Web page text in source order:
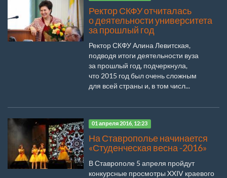
Ректор СКФУ отчиталась
о деятельности университета
за прошлый год
Ректор СКФУ Алина Левитская,
подводя итоги деятельности вуза
за прошлый год, подчеркнула,
что 2015 год был очень сложным
для всей страны и, в том числ...
01 апреля 2016, 12:23
На Ставрополье начинается
«Студенческая весна -2016»
В Ставрополе 5 апреля пройдут
конкурсные просмотры XXIV краевого